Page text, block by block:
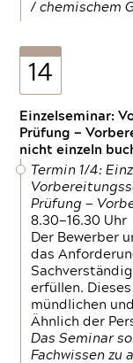
/ chemischem
14
Einzelseminar:
Prüfung —
nicht einzeln
Termin 1/4:
Prüfung —
8.30—16.30 Uhr
Der Bewerber
das
erfüllen.
mündlichen
Ähnlich der
Das Seminar
Fachwissen zu